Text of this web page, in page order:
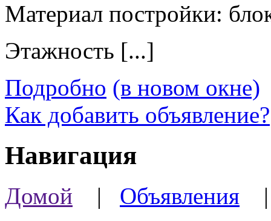
Материал постройки:
Этажность [...]
Подробно (в новом окне)
Как добавить объявление?
Навигация
Домой | Объявления